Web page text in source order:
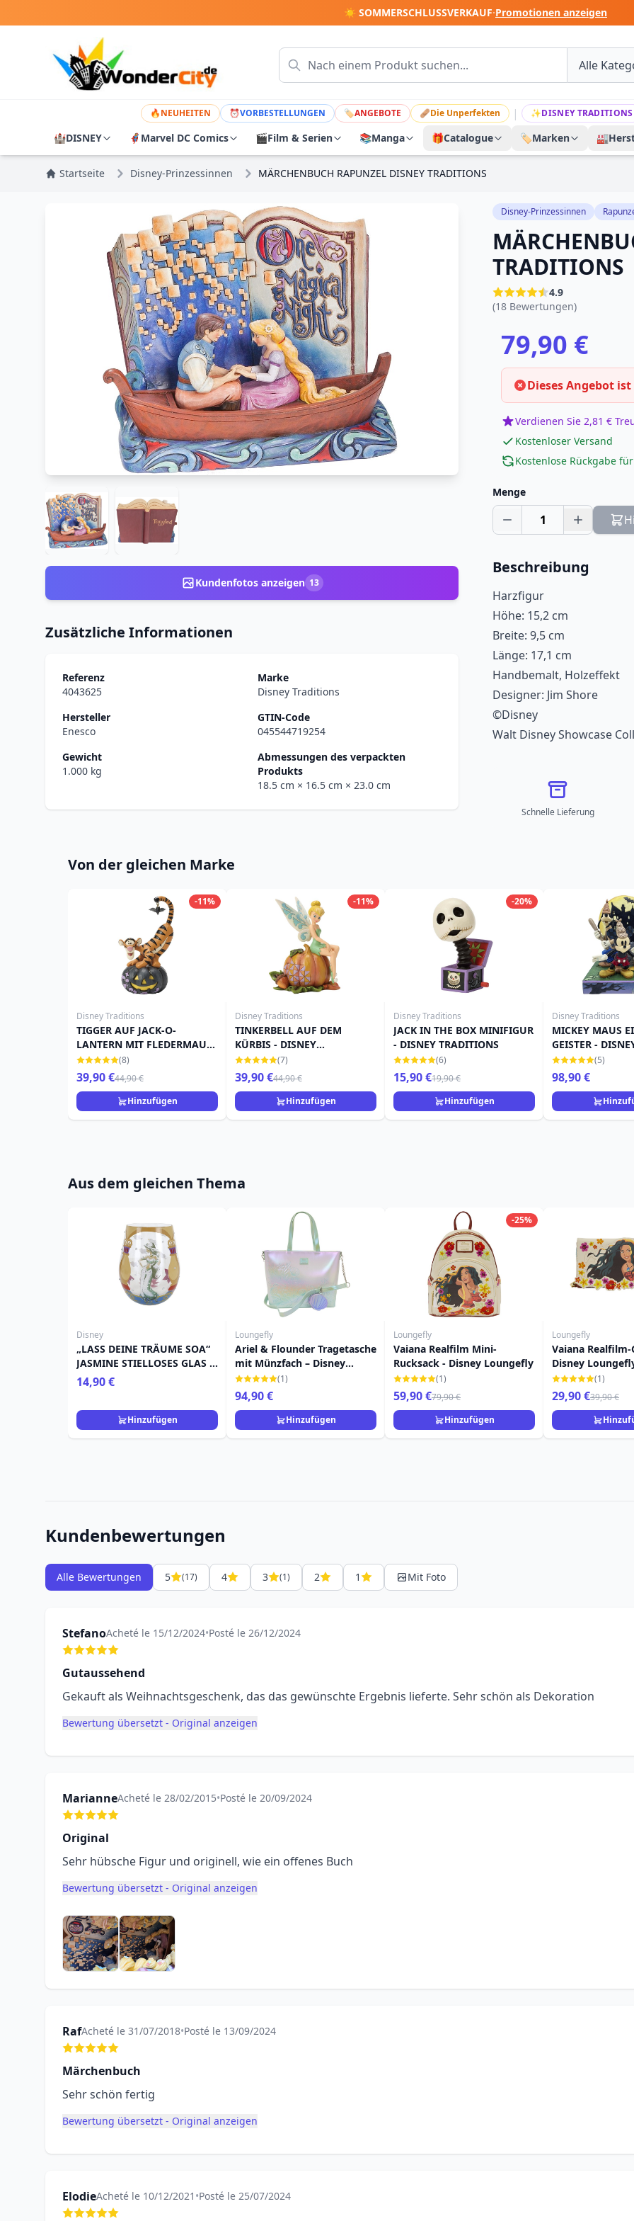
☀️ SOMMERSCHLUSSVERKAUF·Promotionen anzeigen
🔥NEUHEITEN ⏰VORBESTELLUNGEN 🏷ANGEBOTE 🩹Die Unperfekten | ✨DISNEY TRADITIONS
🏰DISNEY 🦸 Marvel DC Comics 🎬Film & Serien 📚Manga 🎁Catalogue 🏷️Marken 🏭
Startseite Disney-Prinzessinnen MÄRCHENBUCH RAPUNZEL DISNEY TRADITIONS
Kundenfotos anzeigen 13
Zusätzliche Informationen
Referenz
4043625
Marke
Disney Traditions
Hersteller
Enesco
GTIN-Code
045544719254
Gewicht
1.000 kg
Abmessungen des verpackten
Produkts
18.5 cm × 16.5 cm × 23.0 cm
Disney-Prinzessinnen
TRADITIONS
4.9
(18 Bewertungen)
79,90 €
Dieses Angebot
Verdienen Sie 2,81 €
Kostenloser Versand
Kostenlose Rückgabe
Menge
1
Beschreibung
Harzfigur
Höhe: 15,2 cm
Breite: 9,5 cm
Länge: 17,1 cm
Handbemalt, Holzeffekt
Designer: Jim Shore
©Disney
Walt Disney Showcase
Schnelle Lieferung
Von der gleichen Marke
-11%
Disney Traditions
TIGGER AUF JACK-O-
LANTERN MIT FLEDERMAUS
- DISNEY TRADITIONS
(8)
39,90 €44,90 €
Hinzufügen
-11%
Disney Traditions
TINKERBELL AUF DEM
KÜRBIS - DISNEY
TRADITIONS
(7)
39,90 €44,90 €
Hinzufügen
-20%
Disney Traditions
JACK IN THE BOX MINIFIGUR
- DISNEY TRADITIONS
(6)
15,90 €19,90 €
Hinzufügen
Disney Traditions
MICKEY MAUS
GEISTER -
TRADITIONS
(5)
98,90 €
Aus dem gleichen Thema
Disney
„LASS DEINE TRÄUME SOA“
JASMINE STIELLOSES GLAS –
DISNEY LOLITA
14,90 €
Hinzufügen
Loungefly
Ariel & Flounder Tragetasche
mit Münzfach – Disney
Loungefly Die Kleine
Meerjungfrau
(1)
94,90 €
Hinzufügen
-25%
Loungefly
Vaiana Realfilm Mini-
Rucksack - Disney Loungefly
(1)
59,90 €79,90 €
Hinzufügen
Loungefly
Vaiana Realfilm-
Disney
(1)
29,90 €39,90 €
Kundenbewertungen
Alle Bewertungen 5 (17) 4 3 (1) 2 1 Mit Foto
StefanoAcheté le 15/12/2024•Posté le 26/12/2024
Gutaussehend
Gekauft als Weihnachtsgeschenk, das das gewünschte Ergebnis lieferte. Sehr schön als Dekoration
Bewertung übersetzt - Original anzeigen
MarianneAcheté le 28/02/2015•Posté le 20/09/2024
Original
Sehr hübsche Figur und originell, wie ein offenes Buch
Bewertung übersetzt - Original anzeigen
RafAcheté le 31/07/2018•Posté le 13/09/2024
Märchenbuch
Sehr schön fertig
Bewertung übersetzt - Original anzeigen
ElodieAcheté le 10/12/2021 •Posté le 25/07/2024